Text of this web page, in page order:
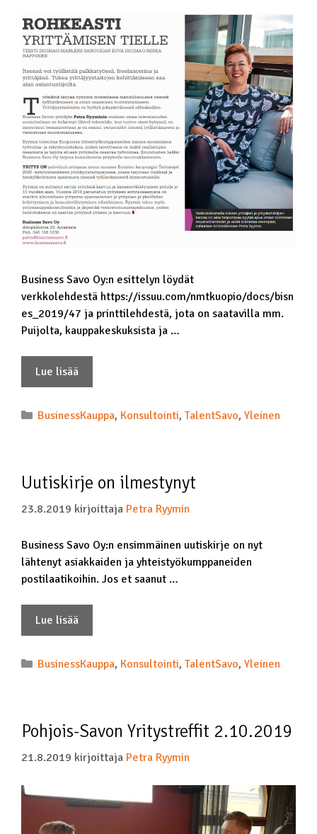
Business Savo Oy:n esittelyn löydät
verkkolehdestä https://issuu.com/nmtkuopio/docs/bisn
es_2019/47 ja printtilehdestä, jota on saatavilla mm.
Puijolta, kauppakeskuksista ja …
Lue lisää
BusinessKauppa, Konsultointi, TalentSavo, Yleinen
Uutiskirje on ilmestynyt
23.8.2019 kirjoittaja Petra Ryymin
Business Savo Oy:n ensimmäinen uutiskirje on nyt
lähtenyt asiakkaiden ja yhteistyökumppaneiden
postilaatikoihin. Jos et saanut …
Lue lisää
BusinessKauppa, Konsultointi, TalentSavo, Yleinen
Pohjois-Savon Yritystreffit 2.10.2019
21.8.2019 kirjoittaja Petra Ryymin